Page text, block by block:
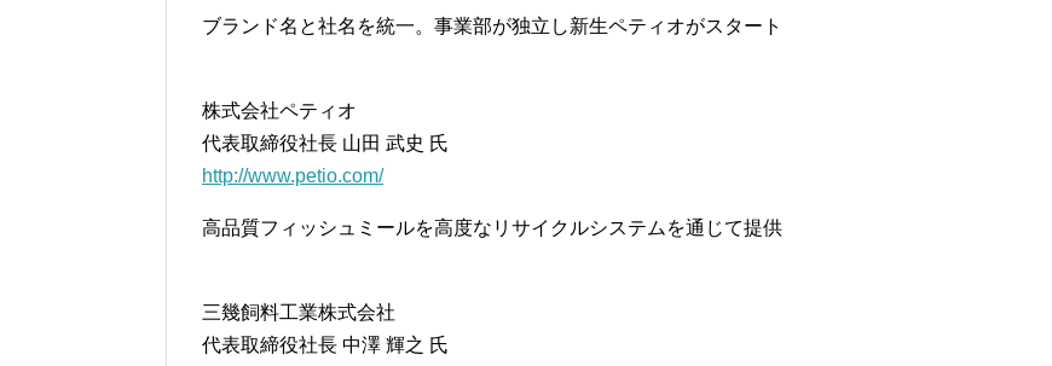
ブランド名と社名を統一。事業部が独立し新生ペティオがスタート
株式会社ペティオ
代表取締役社長 山田 武史 氏
http://www.petio.com/
高品質フィッシュミールを高度なリサイクルシステムを通じて提供
三幾飼料工業株式会社
代表取締役社長 中澤 輝之 氏